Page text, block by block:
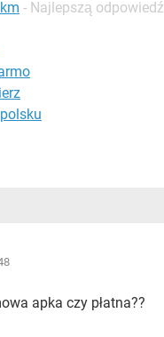
- Najlepszą odpowiedź
apka czy płatna??